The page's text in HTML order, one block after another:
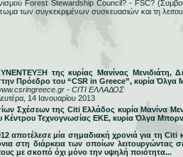
Forest Stewardship Council? - FSC?
των συγκεκριμένων συσκευασιών και τη
της κυρίας Μανίνας Μενιδιάτη,
Πρόεδρο του “CSR in Greece”, κυρία Όλγα
- CITI ΕΛΛΑΔΟΣ
14 Ιανουαρίου 2013
Σχέσεων της Citi Ελλάδος κυρία Μανίνα
Κέντρου Τεχνογνωσίας ΕΚΕ, κυρία Όλγα
αποτέλεσε μία σημαδιακή χρονιά για τη
στη διάρκεια των οποίων λειτουργώντας
με σκοπό όχι μόνο την υψηλή ποιότητα...